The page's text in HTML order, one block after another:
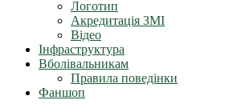
Логотип
Акредитація ЗМІ
Відео
Інфраструктура
Вболівальникам
Правила поведінки
Фаншоп